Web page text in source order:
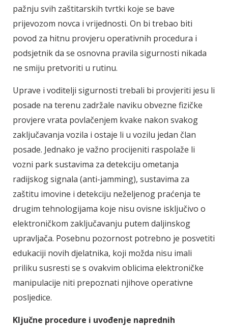
pažnju svih zaštitarskih tvrtki koje se bave
prijevozom novca i vrijednosti. On bi trebao biti
povod za hitnu provjeru operativnih procedura i
podsjetnik da se osnovna pravila sigurnosti nikada
ne smiju pretvoriti u rutinu.
Uprave i voditelji sigurnosti trebali bi provjeriti jesu li
posade na terenu zadržale naviku obvezne fizičke
provjere vrata povlačenjem kvake nakon svakog
zaključavanja vozila i ostaje li u vozilu jedan član
posade. Jednako je važno procijeniti raspolaže li
vozni park sustavima za detekciju ometanja
radijskog signala (anti-jamming), sustavima za
zaštitu imovine i detekciju neželjenog praćenja te
drugim tehnologijama koje nisu ovisne isključivo o
elektroničkom zaključavanju putem daljinskog
upravljača. Posebnu pozornost potrebno je posvetiti
edukaciji novih djelatnika, koji možda nisu imali
priliku susresti se s ovakvim oblicima elektroničke
manipulacije niti prepoznati njihove operativne
posljedice.
Ključne procedure i uvođenje naprednih